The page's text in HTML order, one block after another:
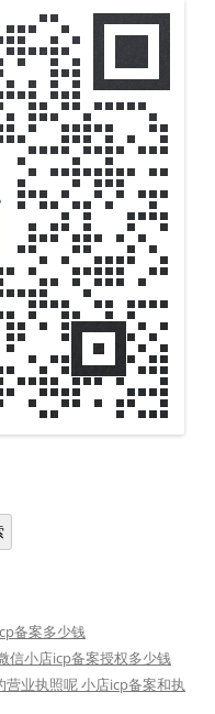
备案多少钱
信小店icp备案授权多少钱
业执照呢 小店icp备案和执